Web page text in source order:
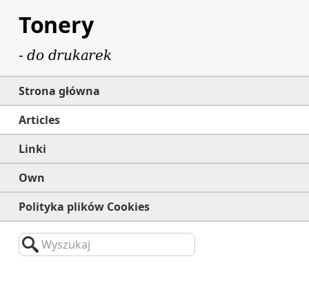
Tonery
- do drukarek
Strona główna
Articles
Linki
Own
Polityka plików Cookies
Wyszukaj